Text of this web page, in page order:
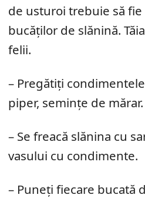
de usturoi trebuie să
bucăților de slănină.
felii.
– Pregătiți
piper, semințe de mărar.
– Se freacă slănina cu
vasului cu condimente.
– Puneți fiecare bucată